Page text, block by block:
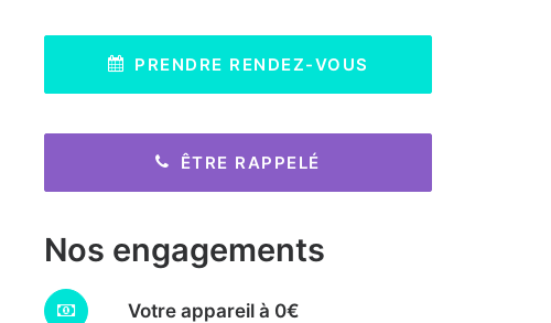
PRENDRE RENDEZ-VOUS
ÊTRE RAPPELÉ
Nos engagements
Votre appareil à 0€